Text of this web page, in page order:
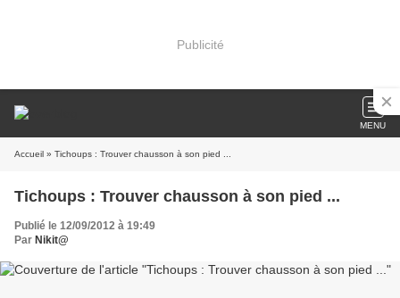
Publicité
MENU
Accueil » Tichoups : Trouver chausson à son pied ...
Tichoups : Trouver chausson à son pied ...
Publié le 12/09/2012 à 19:49
Par Nikit@